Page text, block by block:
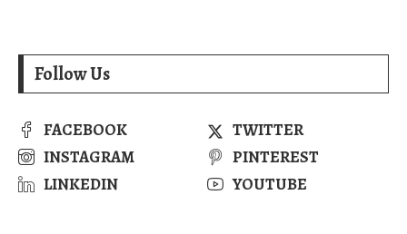
Follow Us
FACEBOOK
TWITTER
INSTAGRAM
PINTEREST
LINKEDIN
YOUTUBE